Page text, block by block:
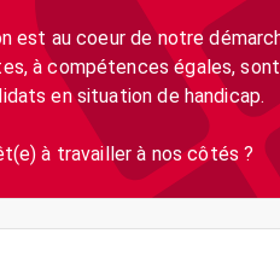
est au coeur de notre
à compétences égales,
en situation de handicap.
à travailler à nos côtés ?